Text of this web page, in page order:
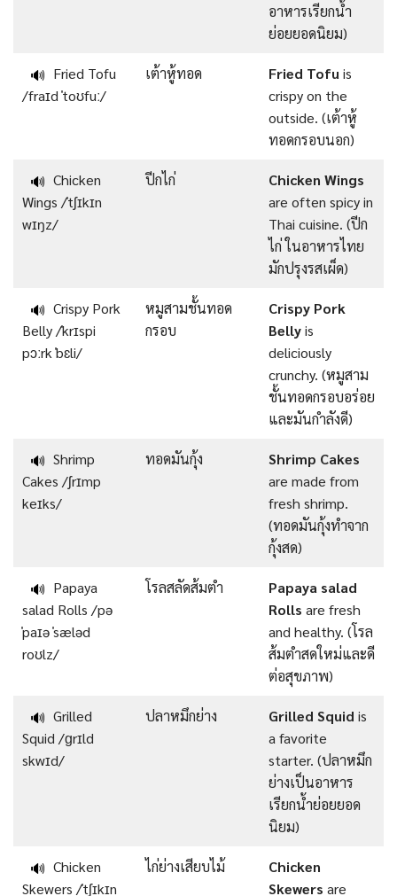
อาหารเรียกน้ำ
ย่อยยอดนิยม)
🔊 Fried Tofu
/fraɪd ˈtoʊfuː/
เต้าหู้ทอด Fried Tofuis
crispy on the
outside. (เต้าหู้
ทอดกรอบนอก)
🔊 Chicken
Wings /ˈtʃɪkɪn
wɪŋz/
ปีกไก่
Chicken Wings
are often spicy in
Thai cuisine. (ปีก
ไก่ ในอาหารไทย
มักปรุงรสเผ็ด)
🔊 Crispy Pork
Belly /ˈkrɪspi
pɔːrk ˈbɛli/
หมูสามชั้นทอด
กรอบ
Crispy Pork
Bellyis
deliciously
crunchy. (หมูสาม
ชั้นทอดกรอบอร่อย
และมันกำลังดี)
🔊 Shrimp
Cakes /ʃrɪmp
keɪks/
ทอดมันกุ้ง
Shrimp Cakes
are made from
fresh shrimp.
(ทอดมันกุ้งทำจาก
กุ้งสด)
🔊 Papaya
salad Rolls /pə
ˈpaɪə ˈsæləd
roʊlz/
โรลสลัดส้มตำ
Papaya salad
Rolls are fresh
and healthy. (โรล
ส้มตำสดใหม่และดี
ต่อสุขภาพ)
🔊 Grilled
Squid /ɡrɪld
skwɪd/
ปลาหมึกย่าง Grilled Squid is
a favorite
starter. (ปลาหมึก
ย่างเป็นอาหาร
เรียกน้ำย่อยยอด
นิยม)
🔊 Chicken
Skewers /ˈtʃɪkɪn
ไก่ย่างเสียบไม้
Chicken
Skewers are